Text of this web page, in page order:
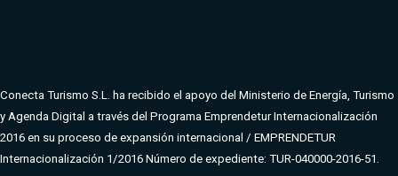
Conecta Turismo S.L. ha recibido el apoyo del Ministerio de Energía, Turismo
y Agenda Digital a través del Programa Emprendetur Internacionalización
2016 en su proceso de expansión internacional / EMPRENDETUR
Internacionalización 1/2016 Número de expediente: TUR-040000-2016-51.